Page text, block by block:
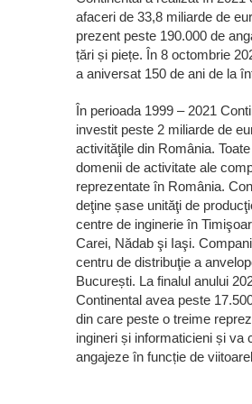
afaceri de 33,8 miliarde de
prezent peste 190.000 de
țări și piețe. În 8 octombrie
a aniversat 150 de ani de la
În perioada 1999 – 2021
investit peste 2 miliarde de
activităţile din România.
domenii de activitate ale
reprezentate în România.
deţine șase unităţi de
centre de inginerie în
Carei, Nădab şi Iaşi.
centru de distribuţie a
București. La finalul anului
Continental avea peste
din care peste o treime
ingineri și informaticieni și va
angajeze în funcție de